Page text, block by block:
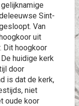
Sint-
Van
uit
Dit hoogkoor
huidige kerk
door
is dat de kerk,
niet
oude koor